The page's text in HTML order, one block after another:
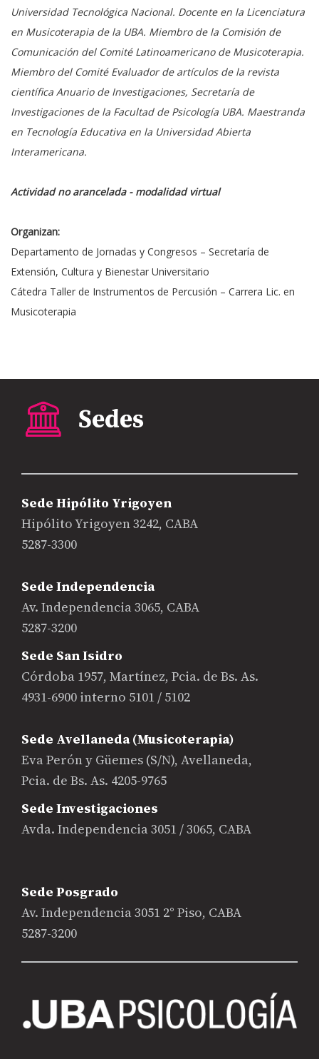
Universidad Tecnológica Nacional. Docente en la Licenciatura
en Musicoterapia de la UBA. Miembro de la Comisión de
Comunicación del Comité Latinoamericano de Musicoterapia.
Miembro del Comité Evaluador de artículos de la revista
científica Anuario de Investigaciones, Secretaría de
Investigaciones de la Facultad de Psicología UBA. Maestranda
en Tecnología Educativa en la Universidad Abierta
Interamericana.
Actividad no arancelada - modalidad virtual
Organizan:
Departamento de Jornadas y Congresos – Secretaría de
Extensión, Cultura y Bienestar Universitario
Cátedra Taller de Instrumentos de Percusión – Carrera Lic. en
Musicoterapia
Sede Hipólito Yrigoyen
Hipólito Yrigoyen 3242, CABA
5287-3300
Sede Independencia
Av. Independencia 3065, CABA
5287-3200
Sede San Isidro
Córdoba 1957, Martínez, Pcia. de Bs. As.
4931-6900 interno 5101 / 5102
Sede Avellaneda (Musicoterapia)
Eva Perón y Güemes (S/N), Avellaneda,
Pcia. de Bs. As. 4205-9765
Sede Investigaciones
Avda. Independencia 3051 / 3065, CABA
Sede Posgrado
Av. Independencia 3051 2° Piso, CABA
5287-3200